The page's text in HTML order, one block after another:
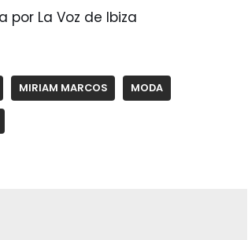
por La Voz de Ibiza
MIRIAM MARCOS MODA